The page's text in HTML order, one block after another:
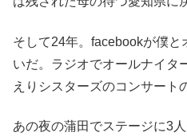
そして24年。facebookが僕
いだ。ラジオでオールナイタ
えりシスターズのコンサート
あの夜の蒲田でステージに3